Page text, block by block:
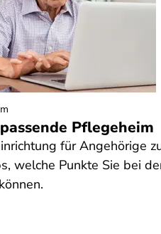
Pflegeheim
für Angehörige
welche Punkte Sie bei